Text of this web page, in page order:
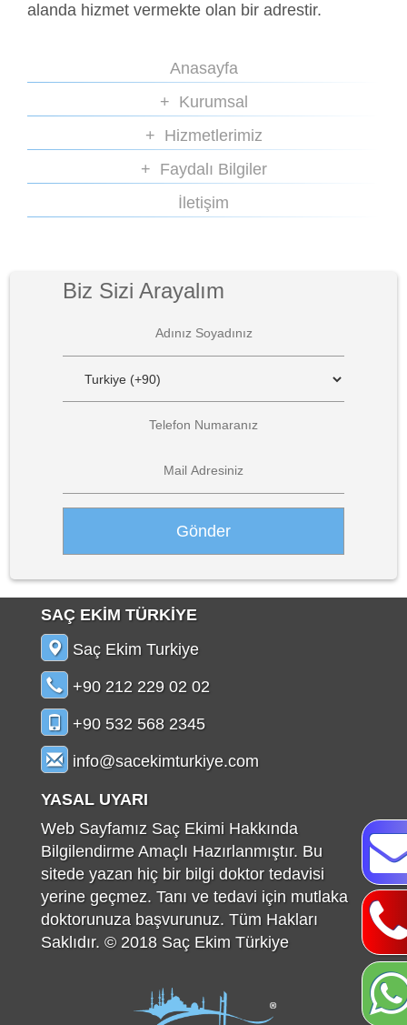
alanda hizmet vermekte olan bir adrestir.
Anasayfa
Kurumsal
Hizmetlerimiz
Faydalı Bilgiler
İletişim
Biz Sizi Arayalım
SAÇ EKİM TÜRKİYE
Saç Ekim Turkiye
+90 212 229 02 02
+90 532 568 2345
info@sacekimturkiye.com
YASAL UYARI
Web Sayfamız Saç Ekimi Hakkında
Bilgilendirme Amaçlı Hazırlanmıştır. Bu
sitede yazan hiç bir bilgi doktor tedavisi
yerine geçmez. Tanı ve tedavi için mutlaka
doktorunuza başvurunuz. Tüm Hakları
Saklıdır. © 2018 Saç Ekim Türkiye